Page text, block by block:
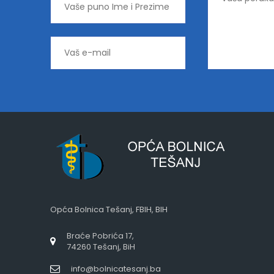
Opća Bolnica Tešanj, FBIH, BIH
Braće Pobrića 17,
74260 Tešanj, BiH
info@bolnicatesanj.ba